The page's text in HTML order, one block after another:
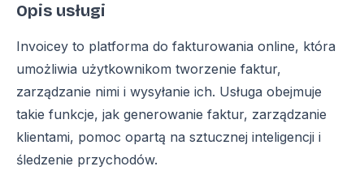
Opis usługi
Invoicey to platforma do fakturowania online, która
umożliwia użytkownikom tworzenie faktur,
zarządzanie nimi i wysyłanie ich. Usługa obejmuje
takie funkcje, jak generowanie faktur, zarządzanie
klientami, pomoc opartą na sztucznej inteligencji i
śledzenie przychodów.